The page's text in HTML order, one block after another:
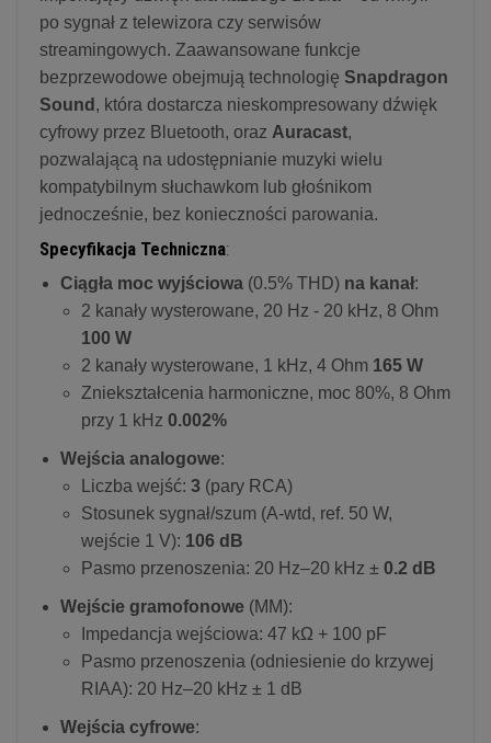
po sygnał z telewizora czy serwisów
streamingowych. Zaawansowane funkcje
bezprzewodowe obejmują technologię Snapdragon
Sound , która dostarcza nieskompresowany dźwięk
cyfrowy przez Bluetooth, oraz Auracast,
pozwalającą na udostępnianie muzyki wielu
kompatybilnym słuchawkom lub głośnikom
jednocześnie, bez konieczności parowania.
Specyfikacja Techniczna:
Ciągła moc wyjściowa (0.5% THD) na kanał:
2 kanały wysterowane, 20 Hz - 20 kHz, 8 Ohm
100 W
2 kanały wysterowane, 1 kHz, 4 Ohm 165 W
Zniekształcenia harmoniczne, moc 80%, 8 Ohm
przy 1 kHz 0.002%
Wejścia analogowe:
Liczba wejść: 3 (pary RCA)
Stosunek sygnał/szum (A-wtd, ref. 50 W,
wejście 1 V): 106 dB
Pasmo przenoszenia: 20 Hz–20 kHz ± 0.2 dB
Wejście gramofonowe (MM):
Impedancja wejściowa: 47 kΩ + 100 pF
Pasmo przenoszenia (odniesienie do krzywej
RIAA): 20 Hz–20 kHz ± 1 dB
Wejścia cyfrowe: